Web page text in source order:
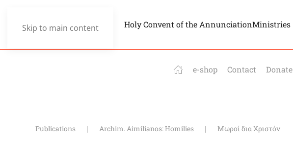
Skip to main content Holy Convent of the AnnunciationMinistries
e-shop Contact Donate
Publications Archim. Aimilianos: Homilies Μωροί δια Χριστόν